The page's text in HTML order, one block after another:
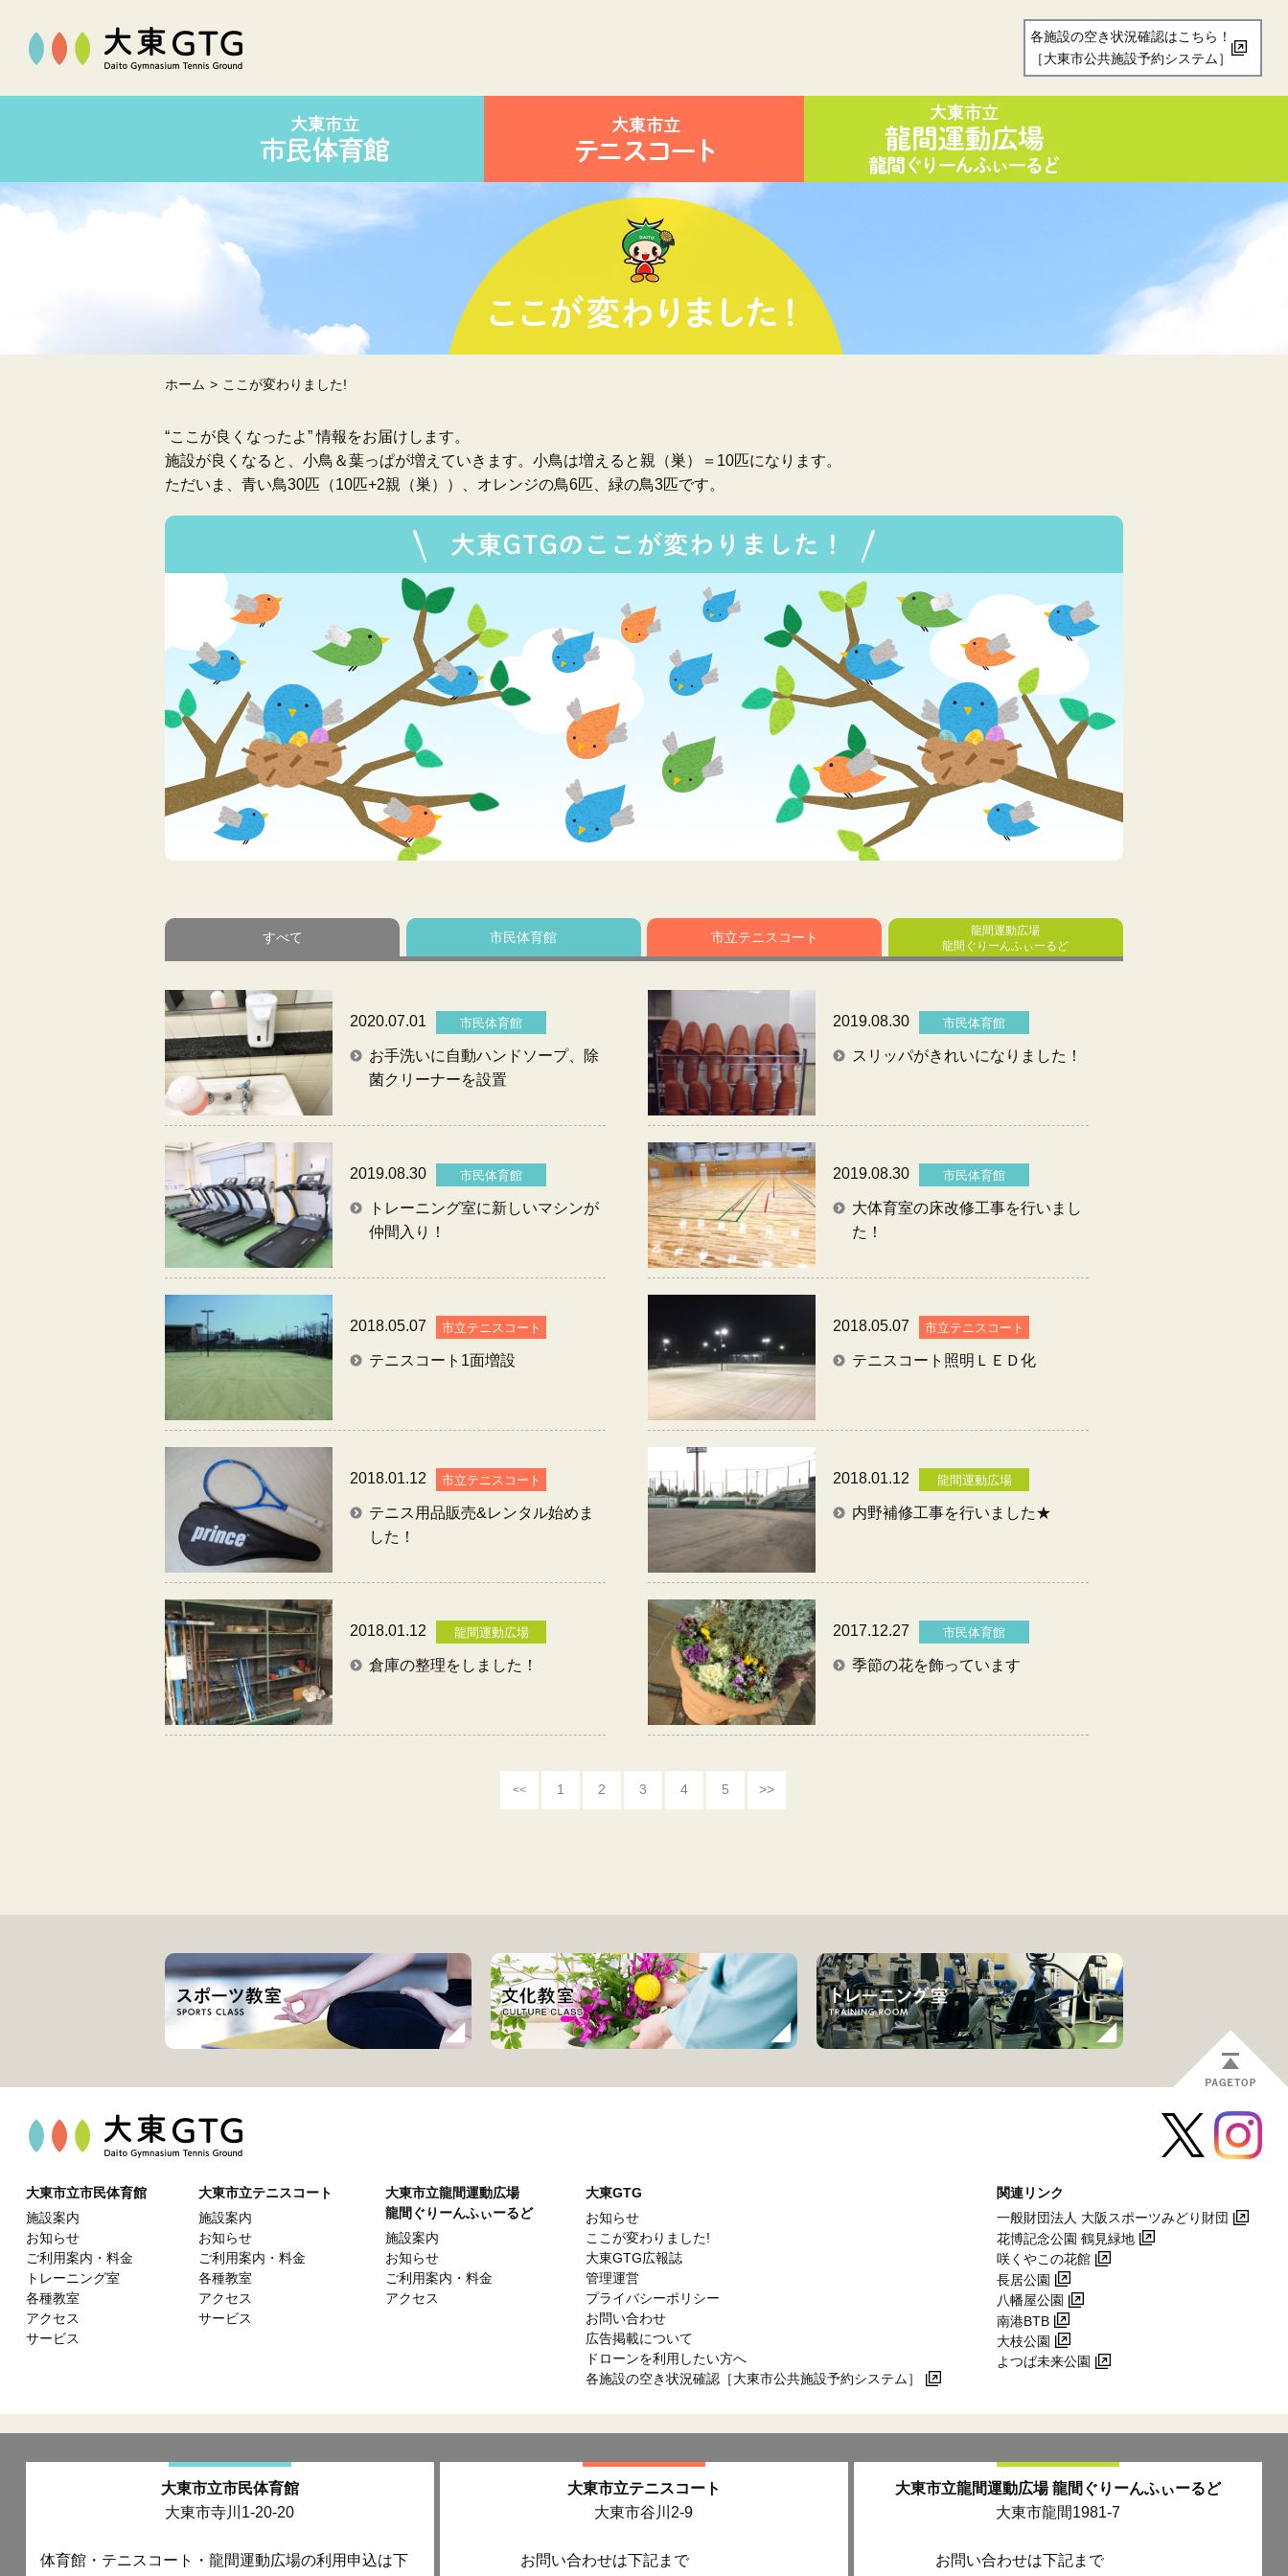
各施設の空き状況確認はこちら！
［大東市公共施設予約システム］
ホーム ここが変わりました!
“ここが良くなったよ” 情報をお届けします。
施設が良くなると、小鳥＆葉っぱが増えていきます。小鳥は増えると親（巣）＝10匹になります。
ただいま、青い鳥30匹（10匹+2親（巣））、オレンジの鳥6匹、緑の鳥3匹です。
すべて 市民体育館 市立テニス コート
龍間運動広場
龍間ぐりーんふぃーるど
2020.07.01 市民体育館
お手洗いに自動ハンドソープ、除
菌クリーナーを設置
2019.08.30 市民体育館
スリッパがきれいになりました！
2019.08.30 市民体育館
トレーニング室に新しいマシンが
仲間入り！
2019.08.30 市民体育館
大体育室の床改修工事を行いまし
た！
2018.05.07 市立テニスコート
テニスコート1面増設
2018.05.07 市立テニスコート
テニスコート照明ＬＥＤ化
2018.01.12 市立テニスコート
テニス用品販売&レンタル始めま
した！
2018.01.12 龍間運動広場
内野補修工事を行いました★
2018.01.12 龍間運動広場
倉庫の整理をしました！
2017.12.27 市民体育館
季節の花を飾っています
<< 1 2 3 4 5 >>
大東市立市民体育館
施設案内
お知らせ
ご利用案内・料金
トレーニング室
各種教室
アクセス
サービス
大東市立テニスコート
施設案内
お知らせ
ご利用案内・料金
各種教室
アクセス
サービス
大東市立龍間運動広場
龍間ぐりーんふぃーるど
施設案内
お知らせ
ご利用案内・料金
アクセス
大東GTG
お知らせ
ここが変わりました!
大東GTG広報誌
管理運営
プライバシーポリシー
お問い合わせ
広告掲載について
ドローンを利用したい方へ
各施設の空き状況確認［大東市公共施設予約システム］
関連リンク
一般財団法人 大阪スポーツみどり財団
花博記念公園 鶴見緑地
咲くやこの花館
長居公園
八幡屋公園
南港BTB
大枝公園
よつば未来公園
大東市立市民体育館
大東市寺川1-20-20
体育館・テニスコート・龍間運動広場の利用申込は下
大東市立テニスコート
大東市谷川2-9
お問い合わせは下記まで
大東市立龍間運動広場龍間ぐりーんふぃーるど
大東市龍間1981-7
お問い合わせは下記まで